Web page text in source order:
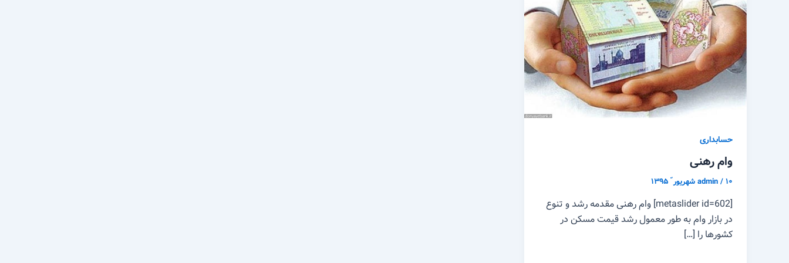
حسابداری
وام رهنی
admin/۱۰ شهریور ّ ۱۳۹۵
[metaslider id=602] وام رهنی مقدمه رشد و تنوع
در بازار وام به طور معمول رشد قیمت مسکن در
کشورها را […]